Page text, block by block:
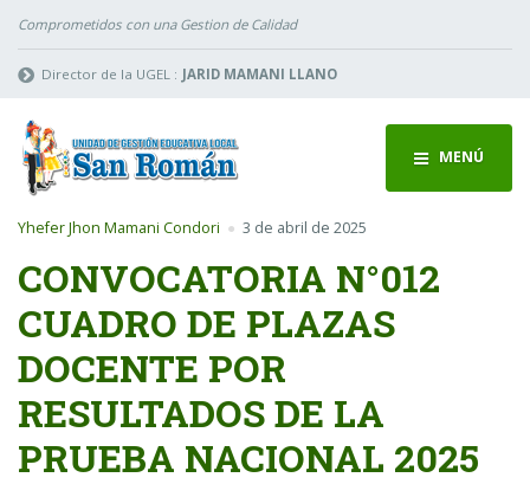
Comprometidos con una Gestion de Calidad
Director de la UGEL : JARID MAMANI LLANO
MENÚ
Yhefer Jhon Mamani Condori 3 de abril de 2025
CONVOCATORIA N°012
CUADRO DE PLAZAS
DOCENTE POR
RESULTADOS DE LA
PRUEBA NACIONAL 2025